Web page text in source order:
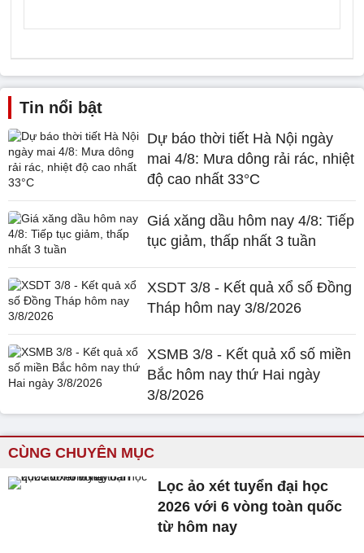
Tin nổi bật
Dự báo thời tiết Hà Nội ngày
mai 4/8: Mưa dông rải rác, nhiệt
độ cao nhất 33°C
Giá xăng dầu hôm nay 4/8: Tiếp
tục giảm, thấp nhất 3 tuần
XSDT 3/8 - Kết quả xổ số Đồng
Tháp hôm nay 3/8/2026
XSMB 3/8 - Kết quả xổ số miền
Bắc hôm nay thứ Hai ngày
3/8/2026
CÙNG CHUYÊN MỤC
Lọc ảo xét tuyển đại học
2026 với 6 vòng toàn quốc
từ hôm nay